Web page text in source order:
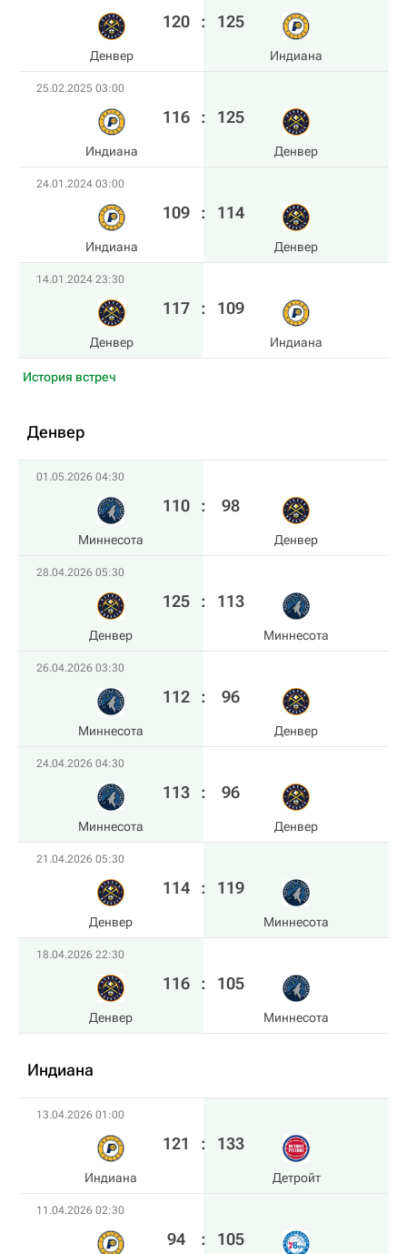
Денвер
120 : 125
Индиана
25.02.2025 03:00
Индиана
116 : 125
Денвер
24.01.2024 03:00
Индиана
109 : 114
Денвер
14.01.2024 23:30
Денвер
117 : 109
Индиана
История встреч
Денвер
01.05.2026 04:30
Миннесота
110 : 98
Денвер
28.04.2026 05:30
Денвер
125 : 113
Миннесота
26.04.2026 03:30
Миннесота
112 : 96
Денвер
24.04.2026 04:30
Миннесота
113 : 96
Денвер
21.04.2026 05:30
Денвер
114 : 119
Миннесота
18.04.2026 22:30
Денвер
116 : 105
Миннесота
Индиана
13.04.2026 01:00
Индиана
121 : 133
Детройт
11.04.2026 02:30
94 : 105